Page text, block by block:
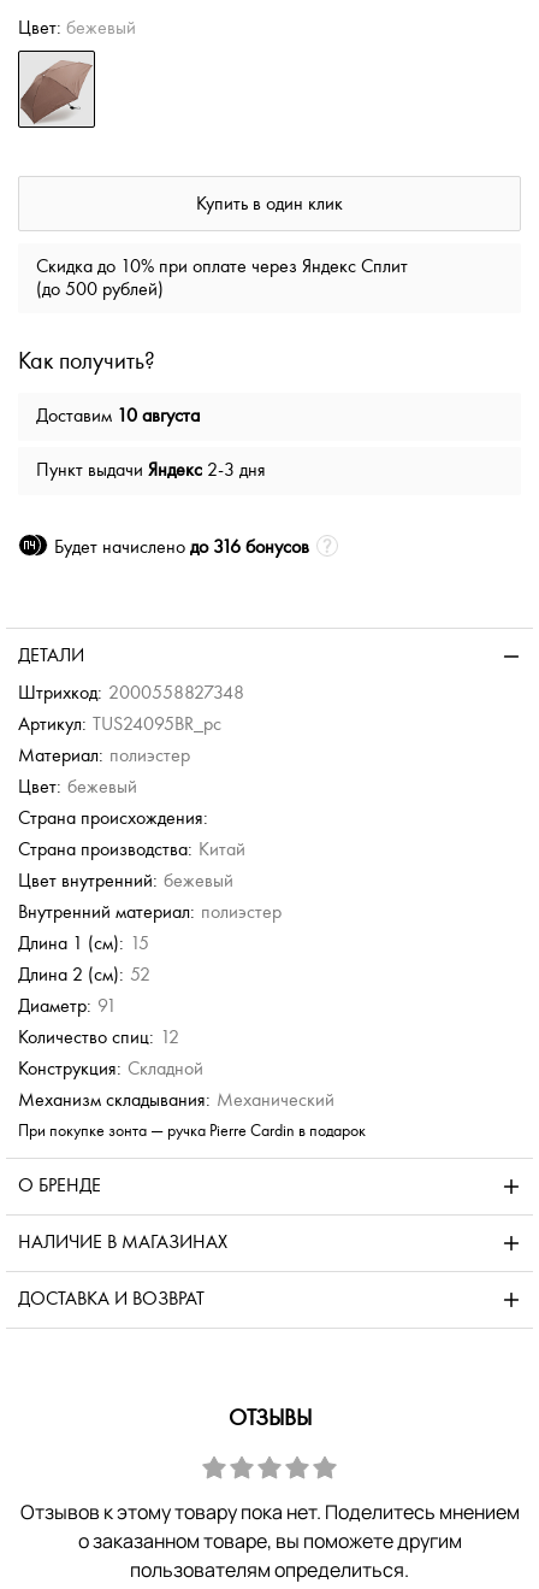
Цвет: бежевый
Купить в один клик
Скидка до 10% при оплате через Яндекс Сплит
(до 500 рублей)
Как получить?
Доставим 10 августа
Пункт выдачи Яндекс 2-3 дня
Будет начислено до 316 бонусов
ДЕТАЛИ
Штрихкод: 2000558827348
Артикул: TUS24095BR_pc
Материал: полиэстер
Цвет: бежевый
Страна происхождения:
Страна производства: Китай
Цвет внутренний: бежевый
Внутренний материал: полиэстер
Длина 1 (см): 15
Длина 2 (см): 52
Диаметр: 91
Количество спиц: 12
Конструкция: Складной
Механизм складывания: Механический
При покупке зонта — ручка Pierre Cardin в подарок
О БРЕНДЕ
НАЛИЧИЕ В МАГАЗИНАХ
ДОСТАВКА И ВОЗВРАТ
ОТЗЫВЫ
Отзывов к этому товару пока нет. Поделитесь мнением
о заказанном товаре, вы поможете другим
пользователям определиться.